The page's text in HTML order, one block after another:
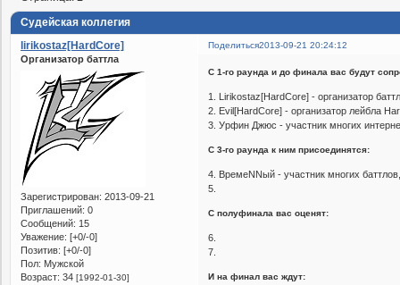
Судейская коллегия
Поделиться2013-09-21 20:24:12
lirikostaz[HardCore]
Организатор баттла
Зарегистрирован: 2013-09-21
Приглашений: 0
Сообщений: 15
Уважение: [+0/-0]
Позитив: [+0/-0]
Пол: Мужской
Возраст: 34 [1992-01-30]
С 1-го раунда и до финала вас будут
1. Lirikostaz[HardCore] - организатор
2. Evil[HardCore] - организатор лейбла
3. Урфин Джюс - участник многих
С 3-го раунда к ним присоединятся:
4. ВремеNNый - участник многих
5.
С полуфинала вас оценят:
6.
7.
И на финал вас ждут: